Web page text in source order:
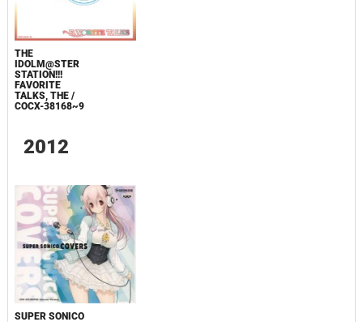
THE
IDOLM@STER
STATION!!!
FAVORITE
TALKS, THE /
COCX-38168~9
2012
SUPER SONICO